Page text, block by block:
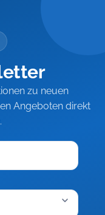
zu neuen
Angeboten direkt